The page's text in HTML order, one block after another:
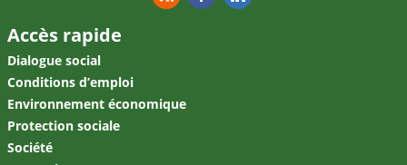
Accès rapide
Dialogue social
Conditions d’emploi
Environnement économique
Protection sociale
Société